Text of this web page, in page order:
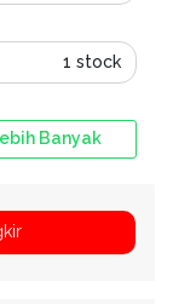
1 stock
Banyak